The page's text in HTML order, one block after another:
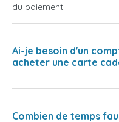
du paiement.
Ai-je besoin d'un
acheter une carte
Combien de temps